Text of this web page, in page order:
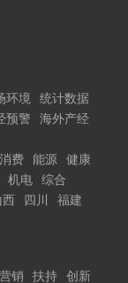
环境
统计数据
预警
海外产经
消费 能源
健康
机电
综合
西 四川
福建
营销 扶持 创新